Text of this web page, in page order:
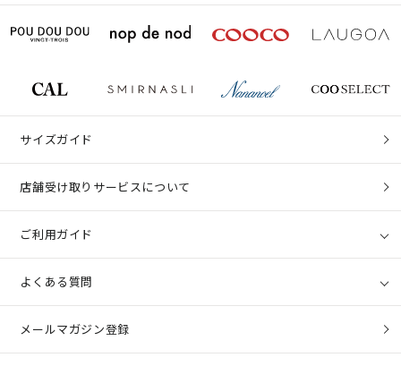
サイズガイド
店舗受け取りサービスについて
ご利用ガイド
よくある質問
メールマガジン登録